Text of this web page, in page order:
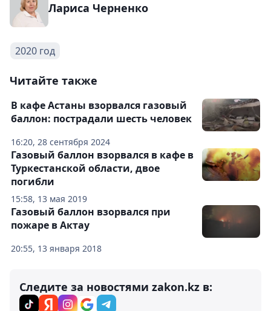
Лариса Черненко
2020 год
Читайте также
16:20, 28 сентября 2024
В кафе Астаны взорвался газовый
баллон: пострадали шесть человек
15:58, 13 мая 2019
Газовый баллон взорвался в кафе в
Туркестанской области, двое
погибли
20:55, 13 января 2018
Газовый баллон взорвался при
пожаре в Актау
Следите за новостями zakon.kz в: